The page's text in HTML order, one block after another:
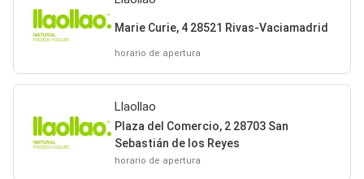
Marie Curie, 4 28521 Rivas-Vaciamadrid
horario de apertura
Llaollao
Plaza del Comercio, 2 28703 San
Sebastián de los Reyes
horario de apertura